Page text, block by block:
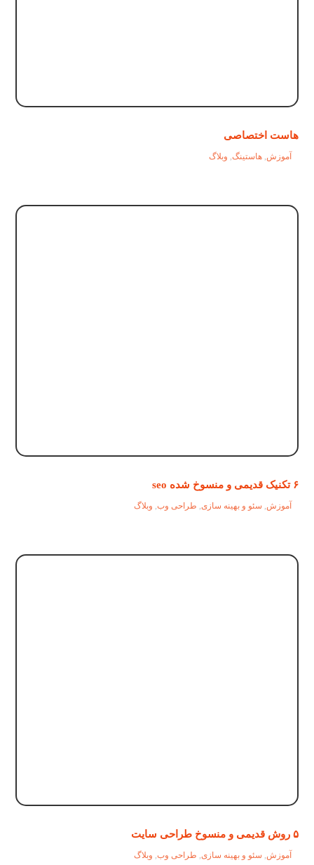
هاست اختصاصی
آموزش,هاستینگ, وبلاگ
۶ تکنیک قدیمی و منسوخ شده seo
آموزش, سئو و بهینه سازی, طراحی وب, وبلاگ
۵ روش قدیمی و منسوخ طراحی سایت
آموزش, سئو و بهینه سازی, طراحی وب, وبلاگ